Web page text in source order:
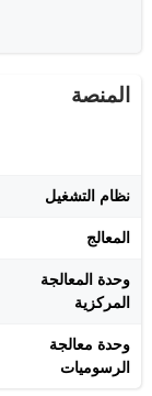
المنصة
نظام التشغيل
المعالج
وحدة المعالجة
المركزية
وحدة معالجة
الرسوميات